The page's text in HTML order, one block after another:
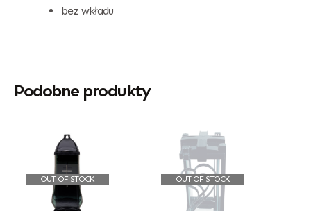
bez wkładu
Podobne produkty
OUT OF STOCK OUT OF STOCK